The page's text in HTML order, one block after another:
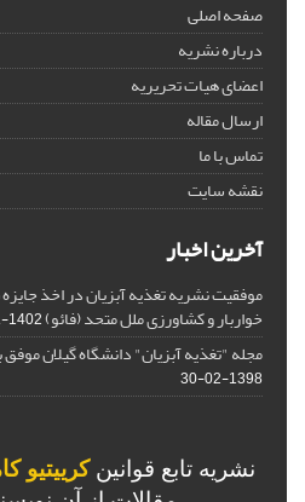
صفحه اصلی
درباره نشریه
اعضای هیات تحریریه
ارسال مقاله
تماس با ما
نقشه سایت
آخرین اخبار
موفقیت نشریه تغذیه آبزیان در اخذ
خواربار و کشاورزی ملل متحد (فائو)1402-11-08
مجله "تغذیه آبزیان" دانشگاه گیلان
1398-02-30
نشریه تابع قوانینکرییتیو